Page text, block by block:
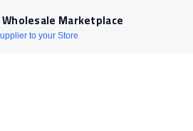
Marketplace
to your Store